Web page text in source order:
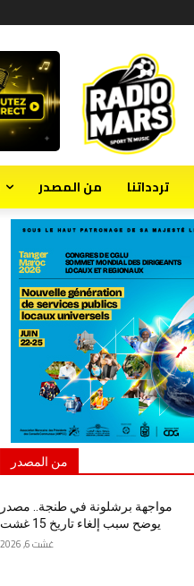
تردداتنا من المصدر
من المصدر
مواجهة برشلونة في طنجة.. مصدر
يوضح سبب إلغاء تاريخ 15 غشت
غشت 6, 2026